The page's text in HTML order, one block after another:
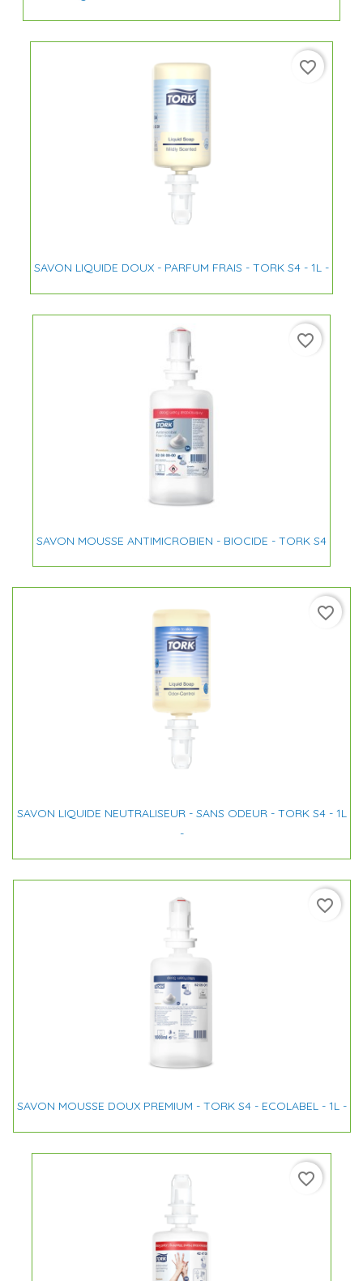
SAVON LIQUIDE DOUX - PARFUM FRAIS - TORK S4 - 1L -
favorite_border
SAVON MOUSSE ANTIMICROBIEN - BIOCIDE - TORK S4
favorite_border
SAVON LIQUIDE NEUTRALISEUR - SANS ODEUR - TORK S4 - 1L
-
favorite_border
SAVON MOUSSE DOUX PREMIUM - TORK S4 - ECOLABEL - 1L -
favorite_border
favorite_border